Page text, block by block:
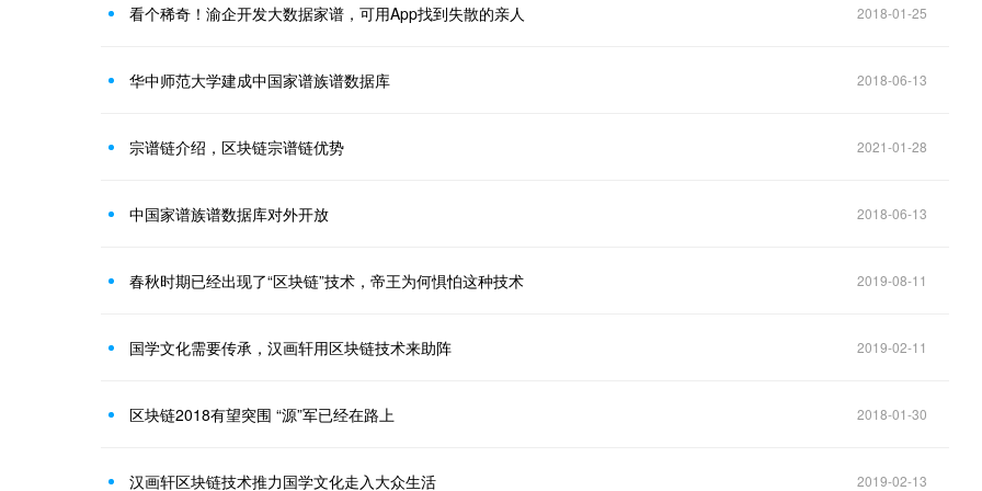
看个稀奇！渝企开发大数据家谱，可用App找到失散的亲人 2018-01-25
华中师范大学建成中国家谱族谱数据库 2018-06-13
宗谱链介绍，区块链宗谱链优势 2021-01-28
中国家谱族谱数据库对外开放 2018-06-13
春秋时期已经出现了“区块链”技术，帝王为何惧怕这种技术 2019-08-11
国学文化需要传承，汉画轩用区块链技术来助阵 2019-02-11
区块链2018有望突围 “源”军已经在路上 2018-01-30
汉画轩区块链技术推力国学文化走入大众生活 2019-02-13